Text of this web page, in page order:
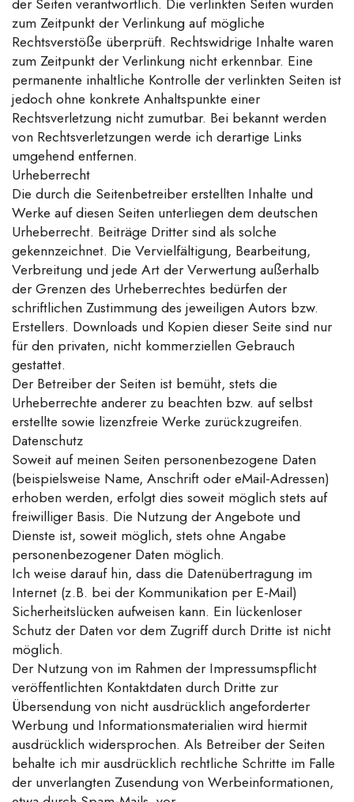
zum Zeitpunkt der Verlinkung auf mögliche
Rechtsverstöße überprüft. Rechtswidrige Inhalte waren
zum Zeitpunkt der Verlinkung nicht erkennbar. Eine
permanente inhaltliche Kontrolle der verlinkten Seiten ist
jedoch ohne konkrete Anhaltspunkte einer
Rechtsverletzung nicht zumutbar. Bei bekannt werden
von Rechtsverletzungen werde ich derartige Links
umgehend entfernen.
Urheberrecht
Die durch die Seitenbetreiber erstellten Inhalte und
Werke auf diesen Seiten unterliegen dem deutschen
Urheberrecht. Beiträge Dritter sind als solche
gekennzeichnet. Die Vervielfältigung, Bearbeitung,
Verbreitung und jede Art der Verwertung außerhalb
der Grenzen des Urheberrechtes bedürfen der
schriftlichen Zustimmung des jeweiligen Autors bzw.
Erstellers. Downloads und Kopien dieser Seite sind nur
für den privaten, nicht kommerziellen Gebrauch
gestattet.
Der Betreiber der Seiten ist bemüht, stets die
Urheberrechte anderer zu beachten bzw. auf selbst
erstellte sowie lizenzfreie Werke zurückzugreifen.
Datenschutz
Soweit auf meinen Seiten personenbezogene Daten
(beispielsweise Name, Anschrift oder eMail-Adressen)
erhoben werden, erfolgt dies soweit möglich stets auf
freiwilliger Basis. Die Nutzung der Angebote und
Dienste ist, soweit möglich, stets ohne Angabe
personenbezogener Daten möglich.
Ich weise darauf hin, dass die Datenübertragung im
Internet (z.B. bei der Kommunikation per E-Mail)
Sicherheitslücken aufweisen kann. Ein lückenloser
Schutz der Daten vor dem Zugriff durch Dritte ist nicht
möglich.
Der Nutzung von im Rahmen der Impressumspflicht
veröffentlichten Kontaktdaten durch Dritte zur
Übersendung von nicht ausdrücklich angeforderter
Werbung und Informationsmaterialien wird hiermit
ausdrücklich widersprochen. Als Betreiber der Seiten
behalte ich mir ausdrücklich rechtliche Schritte im Falle
der unverlangten Zusendung von Werbeinformationen,